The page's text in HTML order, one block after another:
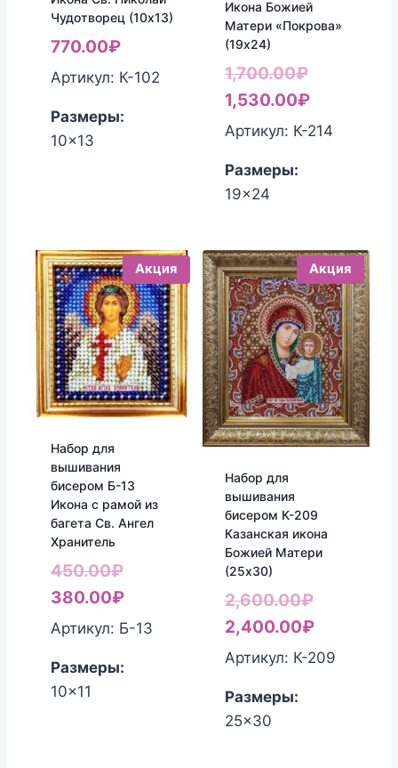
Чудотворец (10х13)
770.00₽
Артикул: К-102
Размеры:
10x13
Икона Божией
Матери «Покрова»
(19х24)
1,700.00₽
цена
1,530.00₽Текущая
цена:
Артикул: К-214
Размеры:
19x24
Акция
Набор для
вышивания
бисером Б-13
Икона с рамой из
багета Св. Ангел
Хранитель
450.00₽Первоначальная
цена
составляла
380.00₽Текущая
цена:
Артикул: Б-13
Размеры:
10x11
Акция
Набор для
вышивания
бисером К-209
Казанская икона
Божией Матери
(25х30)
2,600.00₽
цена
2,400.00₽Текущая
цена:
Артикул: К-209
Размеры:
25x30